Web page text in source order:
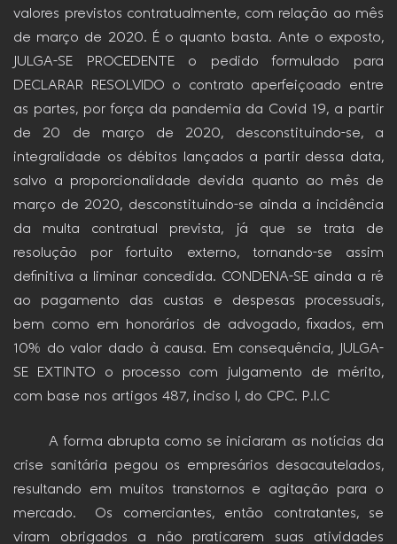
valores previstos contratualmente, com relação ao mês
de março de 2020. É o quanto basta. Ante o exposto,
JULGA-SE PROCEDENTE o pedido formulado para
DECLARAR RESOLVIDO o contrato aperfeiçoado entre
as partes, por força da pandemia da Covid 19, a partir
de 20 de março de 2020, desconstituindo-se, a
integralidade os débitos lançados a partir dessa data,
salvo a proporcionalidade devida quanto ao mês de
março de 2020, desconstituindo-se ainda a incidência
da multa contratual prevista, já que se trata de
resolução por fortuito externo, tornando-se assim
definitiva a liminar concedida. CONDENA-SE ainda a ré
ao pagamento das custas e despesas processuais,
bem como em honorários de advogado, fixados, em
10% do valor dado à causa. Em consequência, JULGA-
SE EXTINTO o processo com julgamento de mérito,
com base nos artigos 487, inciso I, do CPC. P.I.C
A forma abrupta como se iniciaram as notícias da
crise sanitária pegou os empresários desacautelados,
resultando em muitos transtornos e agitação para o
mercado. Os comerciantes, então contratantes, se
viram obrigados a não praticarem suas atividades